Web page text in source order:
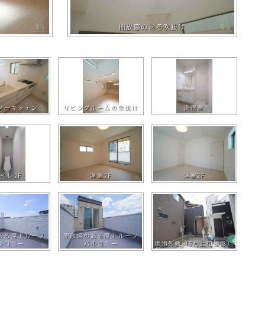
開放感のある吹抜け
ーキッチン リビングルームの吹抜け 洗面室
レ2F 洋室2F 洋室2F
る屋上ルーフ
コニー
開放感のある屋上ルーフ
バルコニー
建物外観（5月上旬撮影）